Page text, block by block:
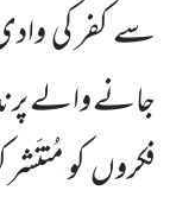
سے کفر کی
جانے والے
فکروںکو